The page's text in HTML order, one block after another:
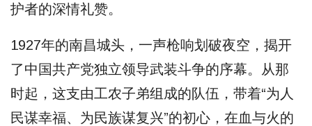
护者的深情礼赞。
1927年的南昌城头，一声枪响划破夜空，揭开
了中国共产党独立领导武装斗争的序幕。从那
时起，这支由工农子弟组成的队伍，带着“为人
民谋幸福、为民族谋复兴”的初心，在血与火的